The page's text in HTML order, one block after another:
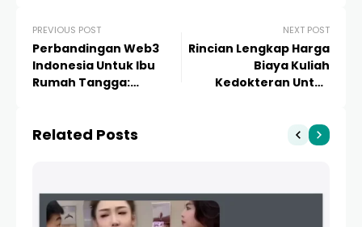
PREVIOUS POST
Perbandingan Web3
Indonesia Untuk Ibu
Rumah Tangga:
NEXT POST
Rincian Lengkap Harga
Biaya Kuliah
Kedokteran Untuk
Related Posts